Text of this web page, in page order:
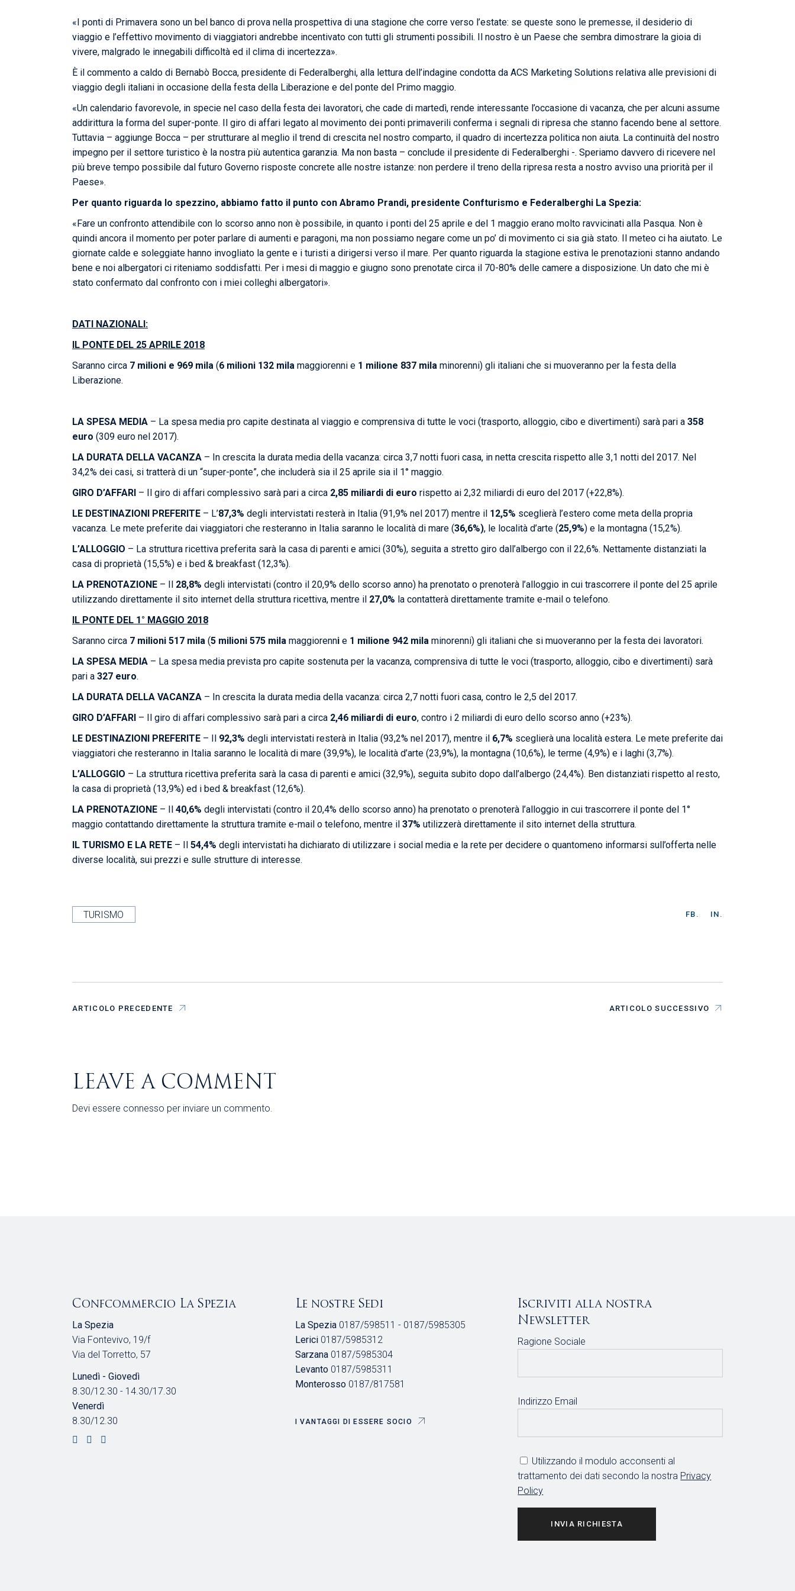
Area Sindacale
Area Marketing
Area sicurezza sul
lavoro e alimentare,
privacy e ambiente
Area Formazione
Area Sindacale
Area Formazione
«I ponti di Primavera sono un bel banco di prova nella prospettiva di una stagione che corre verso l’estate: se queste sono le premesse, il desiderio di
viaggio e l’effettivo movimento di viaggiatori andrebbe incentivato con tutti gli strumenti possibili. Il nostro è un Paese che sembra dimostrare la gioia di
vivere, malgrado le innegabili difficoltà ed il clima di incertezza».
È il commento a caldo di Bernabò Bocca, presidente di Federalberghi, alla lettura dell’indagine condotta da ACS Marketing Solutions relativa alle previsioni di
viaggio degli italiani in occasione della festa della Liberazione e del ponte del Primo maggio.
«Un calendario favorevole, in specie nel caso della festa dei lavoratori, che cade di martedì, rende interessante l’occasione di vacanza, che per alcuni assume
addirittura la forma del super-ponte. Il giro di affari legato al movimento dei ponti primaverili conferma i segnali di ripresa che stanno facendo bene al settore.
Tuttavia – aggiunge Bocca – per strutturare al meglio il trend di crescita nel nostro comparto, il quadro di incertezza politica non aiuta. La continuità del nostro
impegno per il settore turistico è la nostra più autentica garanzia. Ma non basta – conclude il presidente di Federalberghi -. Speriamo davvero di ricevere nel
più breve tempo possibile dal futuro Governo risposte concrete alle nostre istanze: non perdere il treno della ripresa resta a nostro avviso una priorità per il
Paese».
Per quanto riguarda lo spezzino, abbiamo fatto il punto con Abramo Prandi, presidente Confturismo e Federalberghi La Spezia:
«Fare un confronto attendibile con lo scorso anno non è possibile, in quanto i ponti del 25 aprile e del 1 maggio erano molto ravvicinati alla Pasqua. Non è
quindi ancora il momento per poter parlare di aumenti e paragoni, ma non possiamo negare come un po’ di movimento ci sia già stato. Il meteo ci ha aiutato. Le
giornate calde e soleggiate hanno invogliato la gente e i turisti a dirigersi verso il mare. Per quanto riguarda la stagione estiva le prenotazioni stanno andando
bene e noi albergatori ci riteniamo soddisfatti. Per i mesi di maggio e giugno sono prenotate circa il 70-80% delle camere a disposizione. Un dato che mi è
stato confermato dal confronto con i miei colleghi albergatori».
DATI NAZIONALI:
IL PONTE DEL 25 APRILE 2018
Saranno circa 7 milioni e 969 mila (6 milioni 132 mila maggiorenni e 1 milione 837 mila minorenni) gli italiani che si muoveranno per la festa della
Liberazione.
LA SPESA MEDIA – La spesa media pro capite destinata al viaggio e comprensiva di tutte le voci (trasporto, alloggio, cibo e divertimenti) sarà pari a 358
euro (309 euro nel 2017).
LA DURATA DELLA VACANZA – In crescita la durata media della vacanza: circa 3,7 notti fuori casa, in netta crescita rispetto alle 3,1 notti del 2017. Nel
34,2% dei casi, si tratterà di un “super-ponte”, che includerà sia il 25 aprile sia il 1° maggio.
GIRO D’AFFARI – Il giro di affari complessivo sarà pari a circa 2,85 miliardi di euro rispetto ai 2,32 miliardi di euro del 2017 (+22,8%).
LE DESTINAZIONI PREFERITE – L’87,3% degli intervistati resterà in Italia (91,9% nel 2017) mentre il 12,5% sceglierà l’estero come meta della propria
vacanza. Le mete preferite dai viaggiatori che resteranno in Italia saranno le località di mare (36,6%), le località d’arte (25,9%) e la montagna (15,2%).
L’ALLOGGIO – La struttura ricettiva preferita sarà la casa di parenti e amici (30%), seguita a stretto giro dall’albergo con il 22,6%. Nettamente distanziati la
casa di proprietà (15,5%) e i bed & breakfast (12,3%).
LA PRENOTAZIONE – Il 28,8% degli intervistati (contro il 20,9% dello scorso anno) ha prenotato o prenoterà l’alloggio in cui trascorrere il ponte del 25 aprile
utilizzando direttamente il sito internet della struttura ricettiva, mentre il 27,0% la contatterà direttamente tramite e-mail o telefono.
IL PONTE DEL 1° MAGGIO 2018
Saranno circa 7 milioni 517 mila (5 milioni 575 mila maggiorenni e 1 milione 942 mila minorenni) gli italiani che si muoveranno per la festa dei lavoratori.
LA SPESA MEDIA – La spesa media prevista pro capite sostenuta per la vacanza, comprensiva di tutte le voci (trasporto, alloggio, cibo e divertimenti) sarà
pari a 327 euro.
LA DURATA DELLA VACANZA – In crescita la durata media della vacanza: circa 2,7 notti fuori casa, contro le 2,5 del 2017.
GIRO D’AFFARI – Il giro di affari complessivo sarà pari a circa 2,46 miliardi di euro, contro i 2 miliardi di euro dello scorso anno (+23%).
LE DESTINAZIONI PREFERITE – Il 92,3% degli intervistati resterà in Italia (93,2% nel 2017), mentre il 6,7% sceglierà una località estera. Le mete preferite dai
viaggiatori che resteranno in Italia saranno le località di mare (39,9%), le località d’arte (23,9%), la montagna (10,6%), le terme (4,9%) e i laghi (3,7%).
L’ALLOGGIO – La struttura ricettiva preferita sarà la casa di parenti e amici (32,9%), seguita subito dopo dall’albergo (24,4%). Ben distanziati rispetto al resto,
la casa di proprietà (13,9%) ed i bed & breakfast (12,6%).
LA PRENOTAZIONE – Il 40,6% degli intervistati (contro il 20,4% dello scorso anno) ha prenotato o prenoterà l’alloggio in cui trascorrere il ponte del 1°
maggio contattando direttamente la struttura tramite e-mail o telefono, mentre il 37% utilizzerà direttamente il sito internet della struttura.
IL TURISMO E LA RETE – Il 54,4% degli intervistati ha dichiarato di utilizzare i social media e la rete per decidere o quantomeno informarsi sull’offerta nelle
diverse località, sui prezzi e sulle strutture di interesse.
TURISMO FB. IN.
ARTICOLO PRECEDENTE ARTICOLO SUCCESSIVO
LEAVE A COMMENT
Devi essere connesso per inviare un commento.
Confcommercio La Spezia
La Spezia
Via Fontevivo, 19/f
Via del Torretto, 57
Lunedì - Giovedì
8.30/12.30 - 14.30/17.30
Venerdì
8.30/12.30
Le nostre Sedi
La Spezia0187/598511 - 0187/5985305
Lerici0187/5985312
Sarzana0187/5985304
Levanto0187/5985311
Monterosso0187/817581
I VANTAGGI DI ESSERE SOCIO
Iscriviti alla nostra
Newsletter
Ragione Sociale
Indirizzo Email
Utilizzando il modulo acconsenti al
trattamento dei dati secondo la nostra Privacy
Policy
INVIA RICHIESTA